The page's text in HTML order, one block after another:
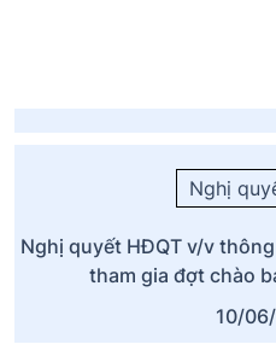
Nghị
Nghị quyết HĐQT v/v
tham gia đợt chào
10/